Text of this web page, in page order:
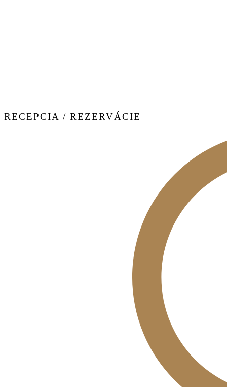
RECEPCIA / REZERVÁCIE